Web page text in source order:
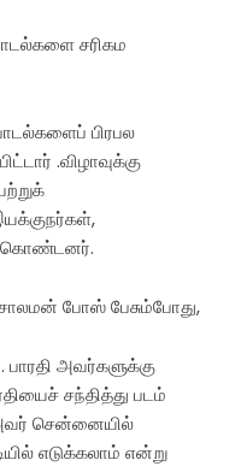
சரிகம
பிரபல
.விழாவுக்கு
கொண்டனர்.
போஸ் பேசும்போது,
பாரதி அவர்களுக்கு
சந்தித்து படம்
அவர் சென்னையில்
எடுக்கலாம் என்று